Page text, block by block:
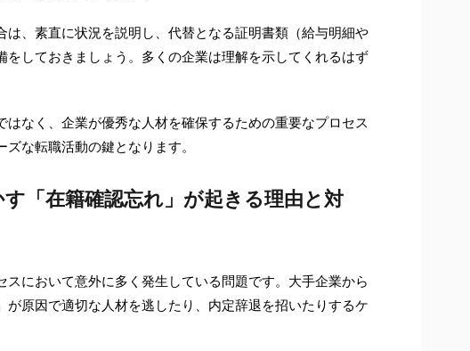
は、素直に状況を説明し、代替となる証明書類（給与明細や
をしておきましょう。多くの企業は理解を示してくれるはず
なく、企業が優秀な人材を確保するための重要なプロセス
な転職活動の鍵となります。
「在籍確認忘れ」が起きる理由と対
において意外に多く発生している問題です。大手企業から
が原因で適切な人材を逃したり、内定辞退を招いたりするケ